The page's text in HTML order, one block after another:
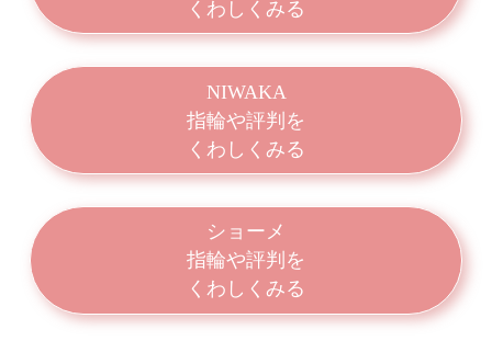
くわしくみる
NIWAKA
指輪や評判を
くわしくみる
ショーメ
指輪や評判を
くわしくみる